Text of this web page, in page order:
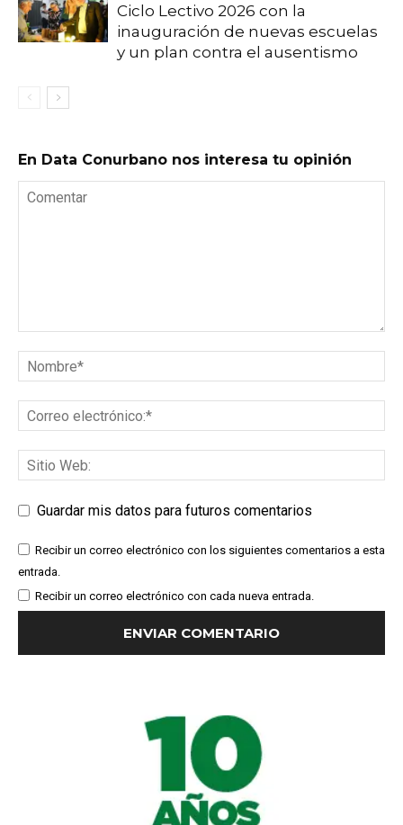
Ciclo Lectivo 2026 con la
inauguración de nuevas escuelas
y un plan contra el ausentismo
En Data Conurbano nos interesa tu opinión
Guardar mis datos para futuros comentarios
Recibir un correo electrónico con los siguientes comentarios a esta
entrada.
Recibir un correo electrónico con cada nueva entrada.